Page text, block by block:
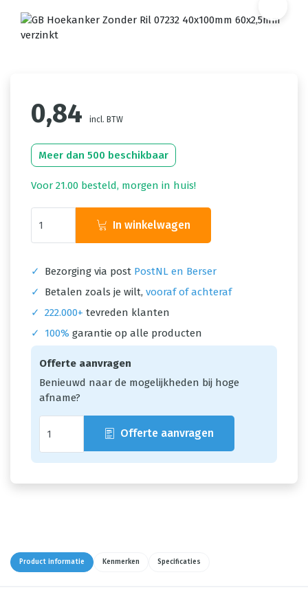
0,84 incl. BTW
Meer dan 500 beschikbaar
Voor 21.00 besteld, morgen in huis!
In winkelwagen
✓ Bezorging via post PostNL en Berser
✓
Betalen zoals je wilt, vooraf of achteraf
✓ 222.000+ tevreden klanten
✓
100% garantie op alle producten
Offerte aanvragen
Benieuwd naar de mogelijkheden bij hoge
afname?
Offerte aanvragen
Product informatie Kenmerken Specificaties